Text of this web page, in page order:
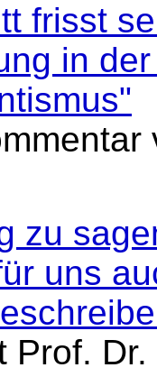
frisst
in
zu
uns
Prof.